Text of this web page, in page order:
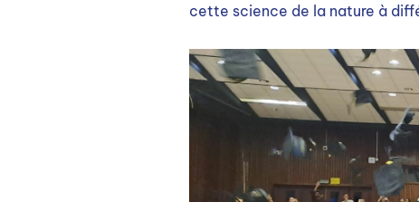
cette science de la nature à